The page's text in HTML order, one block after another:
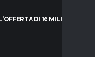
DI 16 MILIONI DAL